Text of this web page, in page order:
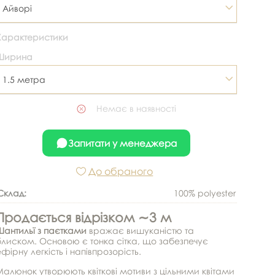
Айворі
1.5 метра
Немає в наявності
Запитати у менеджера
До обраного
100% polyester
відрізком ∼3 м
з паєтками вражає вишуканістю та
Основою є тонка сітка, що забезпечує
легкість і напівпрозорість.
утворюють квіткові мотиви з цільними квітами